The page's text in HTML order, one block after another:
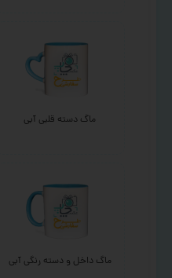
ماگ دسته قلبی آبی
ماگ داخل و دسته رنگی آبی